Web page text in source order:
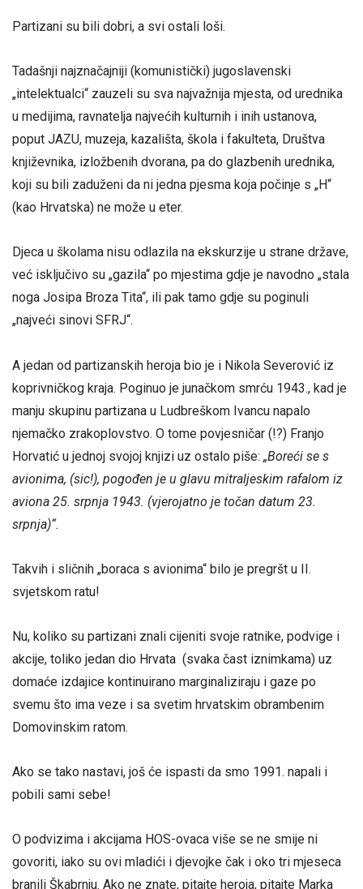
Partizani su bili dobri, a svi ostali loši.
Tadašnji najznačajniji (komunistički) jugoslavenski
„intelektualci“ zauzeli su sva najvažnija mjesta, od urednika
u medijima, ravnatelja najvećih kulturnih i inih ustanova,
poput JAZU, muzeja, kazališta, škola i fakulteta, Društva
književnika, izložbenih dvorana, pa do glazbenih urednika,
koji su bili zaduženi da ni jedna pjesma koja počinje s „H“
(kao Hrvatska) ne može u eter.
Djeca u školama nisu odlazila na ekskurzije u strane države,
već isključivo su „gazila“ po mjestima gdje je navodno „stala
noga Josipa Broza Tita“, ili pak tamo gdje su poginuli
„najveći sinovi SFRJ“.
A jedan od partizanskih heroja bio je i Nikola Severović iz
koprivničkog kraja. Poginuo je junačkom smrću 1943., kad je
manju skupinu partizana u Ludbreškom Ivancu napalo
njemačko zrakoplovstvo. O tome povjesničar (!?) Franjo
Horvatić u jednoj svojoj knjizi uz ostalo piše: „Boreći se s
avionima, (sic!), pogođen je u glavu mitraljeskim rafalom iz
aviona 25. srpnja 1943. (vjerojatno je točan datum 23.
srpnja)“.
Takvih i sličnih „boraca s avionima“ bilo je pregršt u II.
svjetskom ratu!
Nu, koliko su partizani znali cijeniti svoje ratnike, podvige i
akcije, toliko jedan dio Hrvata (svaka čast iznimkama) uz
domaće izdajice kontinuirano marginaliziraju i gaze po
svemu što ima veze i sa svetim hrvatskim obrambenim
Domovinskim ratom.
Ako se tako nastavi, još će ispasti da smo 1991. napali i
pobili sami sebe!
O podvizima i akcijama HOS-ovaca više se ne smije ni
govoriti, iako su ovi mladići i djevojke čak i oko tri mjeseca
branili Škabrnju. Ako ne znate, pitajte heroja, pitajte Marka